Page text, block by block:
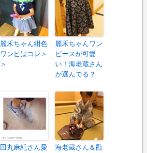
麗禾ちゃん紺色
ワンピはコレ＞
＞
麗禾ちゃんワン
ピースが可愛
い！海老蔵さん
が選んでる？
田丸麻紀さん愛
海老蔵さん＆勸